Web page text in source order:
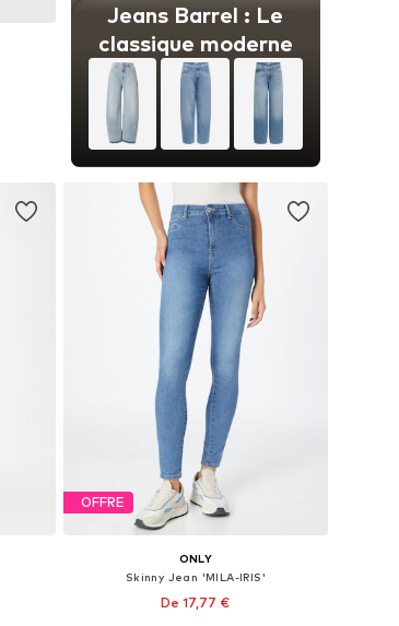
Jeans Barrel : Le
classique moderne
OFFRE
ONLY
Skinny Jean 'MILA-IRIS'
De 17,77 €